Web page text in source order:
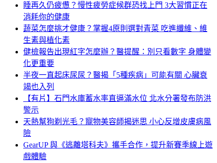
睡再久仍疲憊？慢性疲勞症候群恐找上門 3大習慣正在
消耗你的健康
蔬菜怎麼挑才健康？掌握4原則選對青菜 吃進纖維、維
生素與植化素
健檢報告出現紅字怎麼辦？醫提醒：別只看數字 身體變
化更重要
半夜一直起床尿尿？醫揭「5種疾病」可能有關 心臟衰
竭也入列
【有片】石門水庫蓄水率直逼滿水位 北水分署發布防洪
警示
天熱幫狗剃光毛？寵物美容師揭迷思 小心反增皮膚病風
險
GearUP 與《逃離塔科夫》攜手合作，提升新賽季線上遊
戲體驗